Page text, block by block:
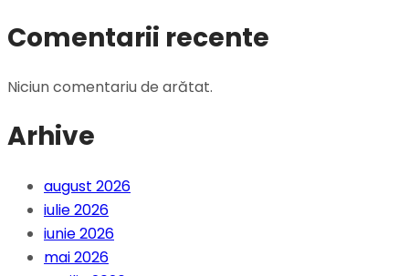
Comentarii recente
Niciun comentariu de arătat.
Arhive
august 2026
iulie 2026
iunie 2026
mai 2026